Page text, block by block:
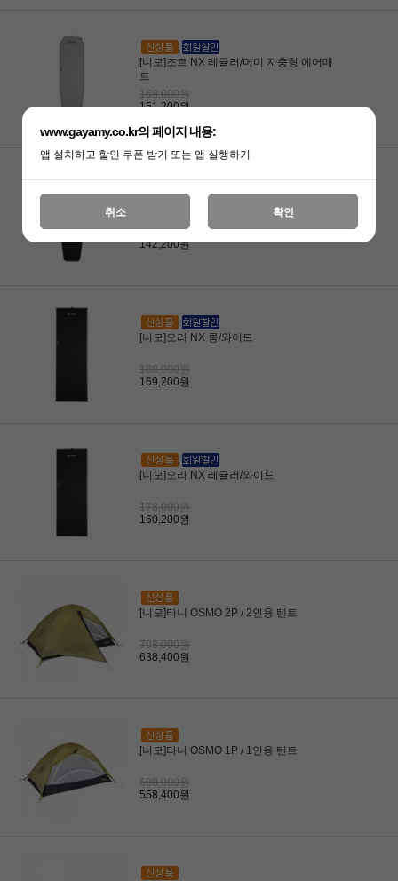
[니모]조르 NX 레귤러/머미 자충형 에어매
트
168,000원
151,200원
[니모]오라 NX 레귤러/머미
158,000원
142,200원
[니모]오라 NX 롱/와이드
188,000원
169,200원
[니모]오라 NX 레귤러/와이드
178,000원
160,200원
[니모]타니 OSMO 2P / 2인용 텐트
798,000원
638,400원
[니모]타니 OSMO 1P / 1인용 텐트
698,000원
558,400원
www.gayamy.co.kr의 페이지 내용:
앱 설치하고 할인 쿠폰 받기 또는 앱 실행하기
취소 확인